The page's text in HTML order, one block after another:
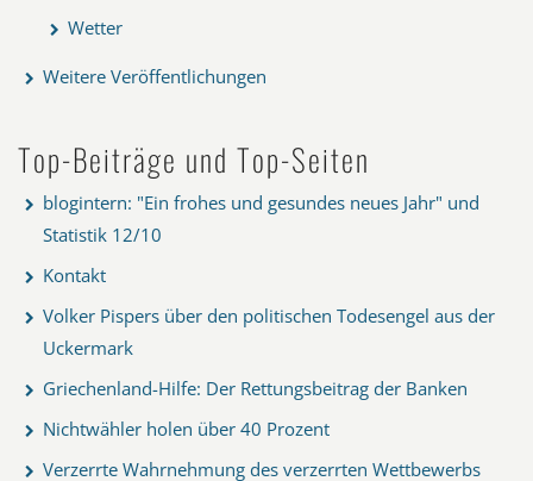
Wetter
Weitere Veröffentlichungen
Top-Beiträge und Top-Seiten
blogintern: "Ein frohes und gesundes neues Jahr" und
Statistik 12/10
Kontakt
Volker Pispers über den politischen Todesengel aus der
Uckermark
Griechenland-Hilfe: Der Rettungsbeitrag der Banken
Nichtwähler holen über 40 Prozent
Verzerrte Wahrnehmung des verzerrten Wettbewerbs